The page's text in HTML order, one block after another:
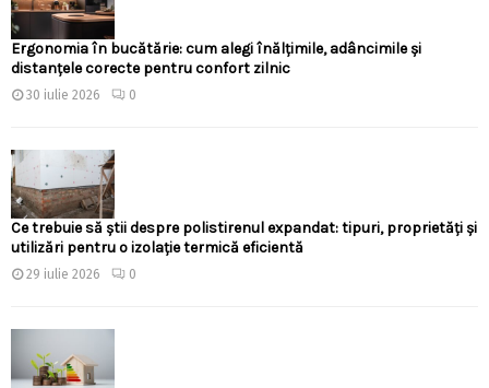
Ergonomia în bucătărie: cum alegi înălțimile, adâncimile și
distanțele corecte pentru confort zilnic
30 iulie 2026 0
Ce trebuie să știi despre polistirenul expandat: tipuri, proprietăți și
utilizări pentru o izolație termică eficientă
29 iulie 2026 0